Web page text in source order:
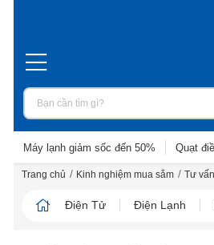
Máy lạnh giảm sốc đến 50% Quạt
Trang chủ / Kinh nghiệm mua sắm / Tư
Điện Tử Điện Lạnh